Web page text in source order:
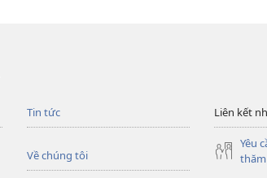
Tin tức
Về chúng tôi
Liên kết
Yêu
thăm